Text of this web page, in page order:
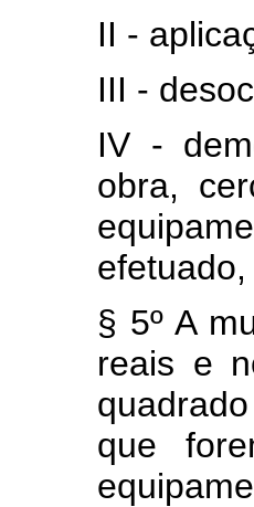
II -
III -
IV -
obra,
§ 5º A
reais e
que